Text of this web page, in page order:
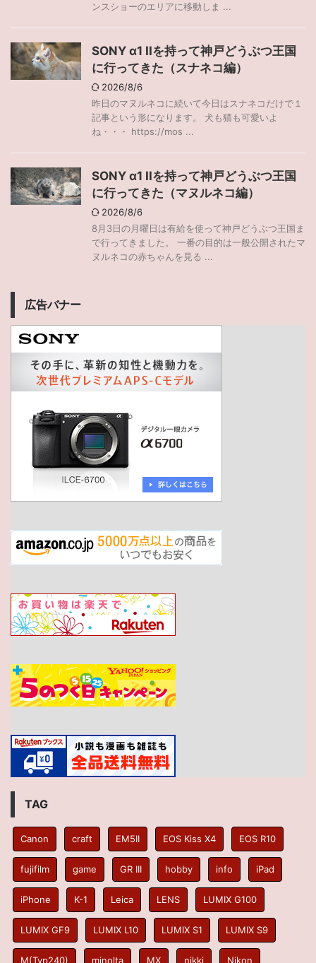
ンスショーのエリアに移動しま ...
SONY α1 IIを持って神戸どうぶつ王国
に行ってきた（スナネコ編）
2026/8/6
昨日のマヌルネコに続いて今日はスナネコだけで１
記事という形になります。 犬も猫も可愛いよ
ね・・・ https://mos ...
SONY α1 IIを持って神戸どうぶつ王国
に行ってきた（マヌルネコ編）
2026/8/6
8月3日の月曜日は有給を使って神戸どうぶつ王国ま
で行ってきました。 一番の目的は一般公開されたマ
ヌルネコの赤ちゃんを見る ...
広告バナー
TAG
Canon craft EM5II EOS Kiss X4 EOS R10
fujifilm game GR III hobby info iPad
iPhone K-1 Leica LENS LUMIX G100
LUMIX GF9 LUMIX L10 LUMIX S1 LUMIX S9
M(Typ240) minolta MX nikki Nikon